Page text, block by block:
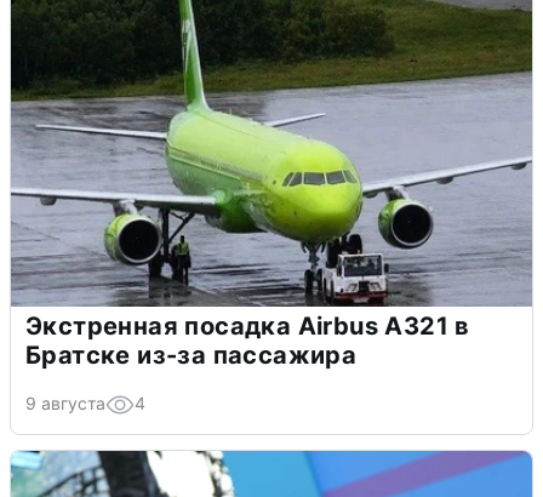
Экстренная посадка Airbus A321 в
Братске из-за пассажира
9 августа 4